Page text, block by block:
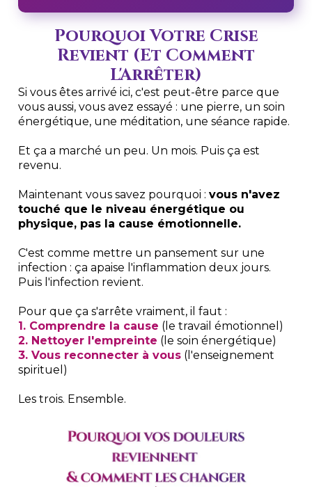
Pourquoi Votre Crise
Revient (Et Comment
L'Arrêter)
Si vous êtes arrivé ici, c'est peut-être parce que
vous aussi, vous avez essayé : une pierre, un soin
énergétique, une méditation, une séance rapide.
Et ça a marché un peu. Un mois. Puis ça est
revenu.
Maintenant vous savez pourquoi : vous n'avez
touché que le niveau énergétique ou
physique, pas la cause émotionnelle.
C'est comme mettre un pansement sur une
infection : ça apaise l'inflammation deux jours.
Puis l'infection revient.
Pour que ça s'arrête vraiment, il faut :
1. Comprendre la cause (le travail émotionnel)
2. Nettoyer l'empreinte (le soin énergétique)
3. Vous reconnecter à vous (l'enseignement
spirituel)
Les trois. Ensemble.